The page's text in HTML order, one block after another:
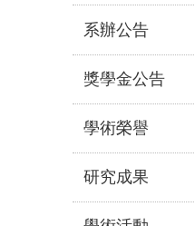
系辦公告
獎學金公告
學術榮譽
研究成果